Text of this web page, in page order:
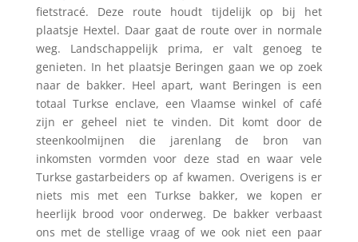
fietstracé. Deze route houdt tijdelijk op bij het
plaatsje Hextel. Daar gaat de route over in normale
weg. Landschappelijk prima, er valt genoeg te
genieten. In het plaatsje Beringen gaan we op zoek
naar de bakker. Heel apart, want Beringen is een
totaal Turkse enclave, een Vlaamse winkel of café
zijn er geheel niet te vinden. Dit komt door de
steenkoolmijnen die jarenlang de bron van
inkomsten vormden voor deze stad en waar vele
Turkse gastarbeiders op af kwamen. Overigens is er
niets mis met een Turkse bakker, we kopen er
heerlijk brood voor onderweg. De bakker verbaast
ons met de stellige vraag of we ook niet een paar